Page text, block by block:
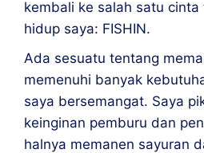
kembali ke salah satu
hidup saya: FISHIN.
Ada sesuatu tentang
memenuhi banyak
saya bersemangat. Saya
keinginan pemburu dan
halnya memanen sayuran